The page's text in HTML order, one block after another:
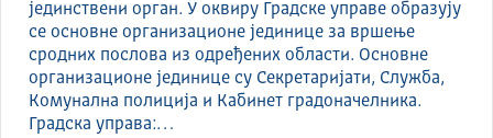
јединствени орган. У оквиру Градске управе образују
се основне организационе јединице за вршење
сродних послова из одређених области. Основне
организационе јединице су Секретаријати, Служба,
Комунална полиција и Кабинет градоначелника.
Градска управа:…